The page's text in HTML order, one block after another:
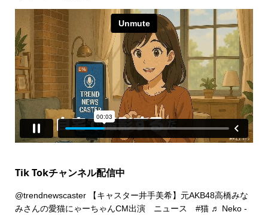
Tik Tokチャンネル配信中
@trendnewscaster【キャスター井手美希】元AKB48高橋みな
みさんの愛猫にゃーちゃんCM出演 ニュース #猫 ♬ Neko -